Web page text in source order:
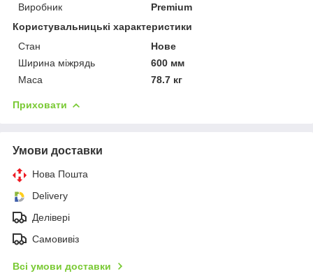
Виробник
Premium
Користувальницькі характеристики
Стан
Нове
Ширина міжрядь
600 мм
Маса
78.7 кг
Приховати
Умови доставки
Нова Пошта
Delivery
Делівері
Самовивіз
Всі умови доставки